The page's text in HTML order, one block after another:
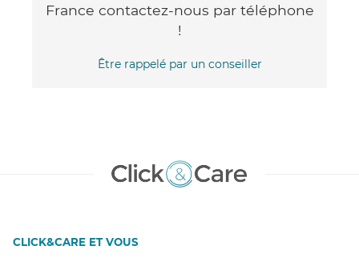
France contactez-nous par téléphone
!
Être rappelé par un conseiller
CLICK&CARE ET VOUS